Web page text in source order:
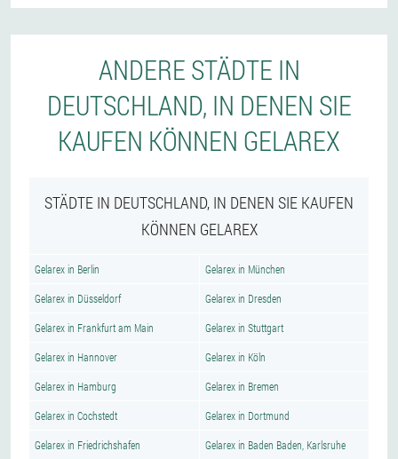
ANDERE STÄDTE IN
DEUTSCHLAND, IN DENEN SIE
KAUFEN KÖNNEN GELAREX
STÄDTE IN DEUTSCHLAND, IN DENEN SIE KAUFEN
KÖNNEN GELAREX
Gelarex in Berlin Gelarex in München
Gelarex in Düsseldorf Gelarex in Dresden
Gelarex in Frankfurt am Main Gelarex in Stuttgart
Gelarex in Hannover Gelarex in Köln
Gelarex in Hamburg Gelarex in Bremen
Gelarex in Cochstedt Gelarex in Dortmund
Gelarex in Friedrichshafen Gelarex in Baden Baden, Karlsruhe